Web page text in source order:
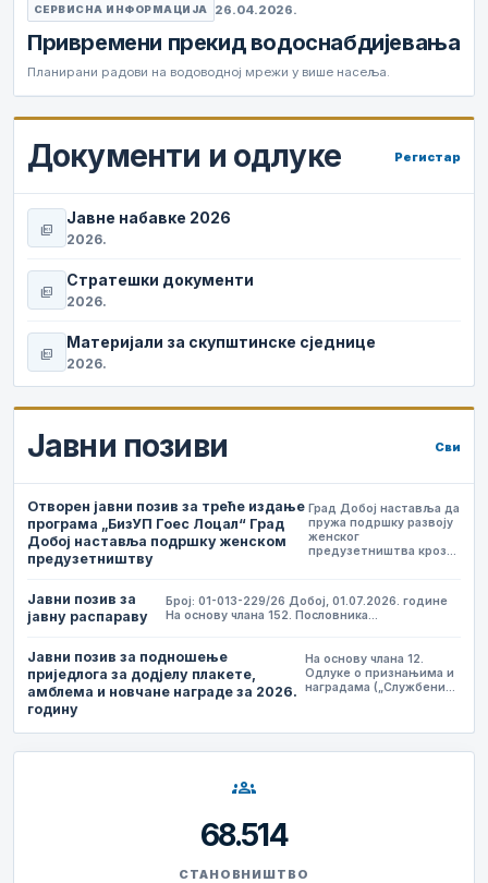
СЕРВИСНА ИНФОРМАЦИЈА 26.04.2026.
Привремени прекид водоснабдијевања
Планирани радови на водоводној мрежи у више насеља.
Документи и одлуке Регистар
picture_as_pdf
Јавне набавке 2026
2026.
picture_as_pdf
Стратешки документи
2026.
picture_as_pdf
Материјали за скупштинске сједнице
2026.
Јавни позиви Сви
Отворен јавни позив за треће издање
програма „БизУП Гоес Лоцал“ Град
Добој наставља подршку женском
предузетништву
Град Добој наставља да
пружа подршку развоју
женског
предузетништва кроз…
Јавни позив за
јавну распараву
Број: 01-013-229/26 Добој, 01.07.2026. године
На основу члана 152. Пословника…
Јавни позив за подношење
приједлога за додјелу плакете,
амблема и новчане награде за 2026.
годину
На основу члана 12.
Одлуке о признањима и
наградама („Службени…
groups
68.514
СТАНОВНИШТВО